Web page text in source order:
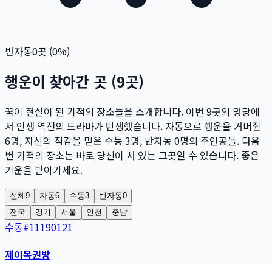
반자동0곳 (0%)
행운이 찾아간 곳 (9곳)
꿈이 현실이 된 기적의 장소들을 소개합니다. 이번 9곳의 명당에
서 인생 역전의 드라마가 탄생했습니다. 자동으로 행운을 거머쥔
6명, 자신의 직감을 믿은 수동 3명, 반자동 0명의 주인공들. 다음
번 기적의 장소는 바로 당신이 서 있는 그곳일 수 있습니다. 좋은
기운을 받아가세요.
전체9 자동6 수동3 반자동0
전국
경기 서울 인천 충남
수동#11190121
제이복권방